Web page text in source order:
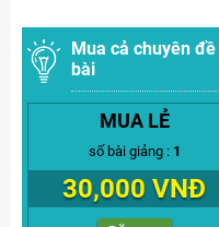
Mua cả chuyên đề
bài
MUA LẺ
số bài giảng : 1
30,000 VNĐ